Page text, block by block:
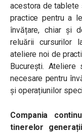
acestora de tablete
practice pentru a
învățare, chiar și
reluării cursurilor
ateliere noi de
București.
necesare pentru
și operațiunilor
Compania
tinerelor